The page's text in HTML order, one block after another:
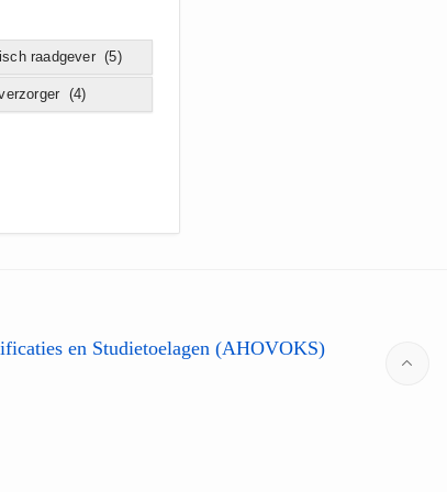
raadgever (5)
(4)
en Studietoelagen (AHOVOKS)